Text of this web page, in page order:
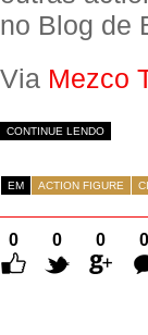
no Blog de
Via Mezco
CONTINUE LENDO
EM ACTION FIGURE
0 0 0
0